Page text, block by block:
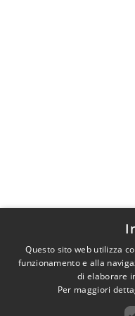
Questo sito web utilizza
funzionamento e alla
di elaborare
Per maggiori